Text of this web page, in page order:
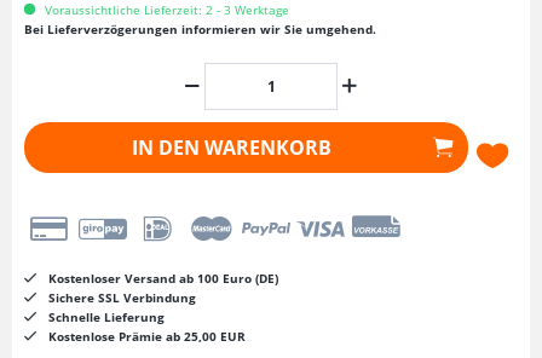
Voraussichtliche Lieferzeit: 2 - 3 Werktage
Bei Lieferverzögerungen informieren wir Sie umgehend.
IN DEN WARENKORB
Kostenloser Versand ab 100 Euro (DE)
Sichere SSL Verbindung
Schnelle Lieferung
Kostenlose Prämie ab 25,00 EUR